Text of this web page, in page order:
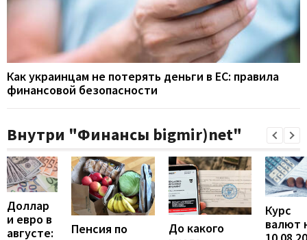
Как украинцам не потерять деньги в ЕС: правила
финансовой безопасности
Внутри "Финансы bigmir)net"
Доллар
и евро в
августе:
Пенсия по
До какого
Курс
валют